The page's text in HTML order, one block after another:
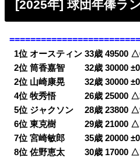
[2025年] 球団年俸ラ
1位 オースティン 33歳 49500
02位 筒香嘉智 32歳 30000 ±0
02位 山崎康晃 32歳 30000 ±0
04位 牧秀悟 26歳 25000
05位 ジャクソン 28歳 23800
06位 東克樹 29歳 21000
07位 宮崎敏郎 35歳 20000 ±0
08位 佐野恵太 30歳 17000